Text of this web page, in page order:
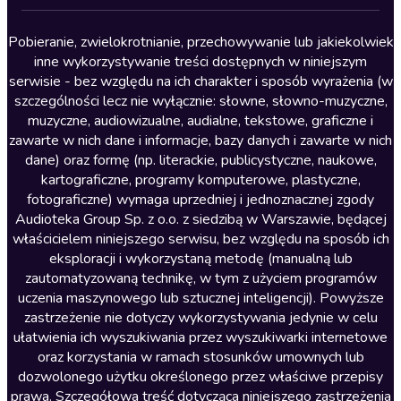
Lektury szkolne
Literatura anglojęzyczna
Literatura faktu
Literatura obyczajowa
Literatura piękna obca
Literatura piękna polska
Nagrania relaksacyjne
Nauka języków
Nauki humanistyczne
Podcasty i audycje
Polityka
Prasa
Religia
Pobieranie, zwielokrotnianie, przechowywanie lub jakiekolwiek
inne wykorzystywanie treści dostępnych w niniejszym
serwisie - bez względu na ich charakter i sposób wyrażenia (w
szczególności lecz nie wyłącznie: słowne, słowno-muzyczne,
muzyczne, audiowizualne, audialne, tekstowe, graficzne i
zawarte w nich dane i informacje, bazy danych i zawarte w nich
dane) oraz formę (np. literackie, publicystyczne, naukowe,
kartograficzne, programy komputerowe, plastyczne,
fotograficzne) wymaga uprzedniej i jednoznacznej zgody
Audioteka Group Sp. z o.o. z siedzibą w Warszawie, będącej
właścicielem niniejszego serwisu, bez względu na sposób ich
eksploracji i wykorzystaną metodę (manualną lub
zautomatyzowaną technikę, w tym z użyciem programów
uczenia maszynowego lub sztucznej inteligencji). Powyższe
zastrzeżenie nie dotyczy wykorzystywania jedynie w celu
ułatwienia ich wyszukiwania przez wyszukiwarki internetowe
oraz korzystania w ramach stosunków umownych lub
dozwolonego użytku określonego przez właściwe przepisy
prawa. Szczegółowa treść dotycząca niniejszego zastrzeżenia